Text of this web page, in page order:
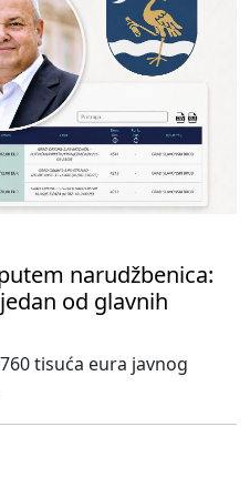
narudžbenica:
od glavnih
tisuća eura javnog